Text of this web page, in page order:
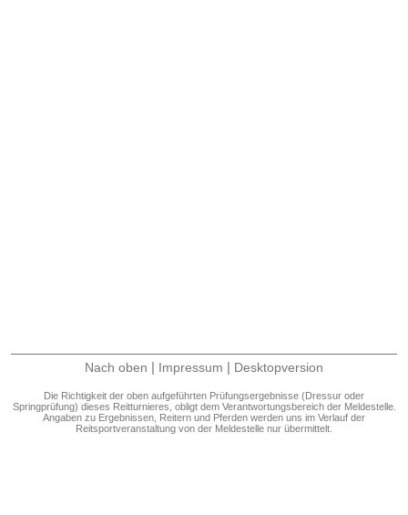
Nach oben | Impressum | Desktopversion
Die Richtigkeit der oben aufgeführten Prüfungsergebnisse (Dressur oder
Springprüfung) dieses Reitturnieres, obligt dem Verantwortungsbereich der Meldestelle.
Angaben zu Ergebnissen, Reitern und Pferden werden uns im Verlauf der
Reitsportveranstaltung von der Meldestelle nur übermittelt.